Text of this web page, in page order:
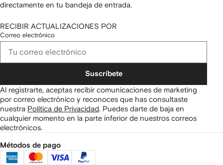
directamente en tu bandeja de entrada.
RECIBIR ACTUALIZACIONES POR
Correo electrónico
Suscríbete
Al registrarte, aceptas recibir comunicaciones de marketing
por correo electrónico y reconoces que has consultaste
nuestra Política de Privacidad Puedes darte de baja en
cualquier momento en la parte inferior de nuestros correos
electrónicos.
Métodos de pago